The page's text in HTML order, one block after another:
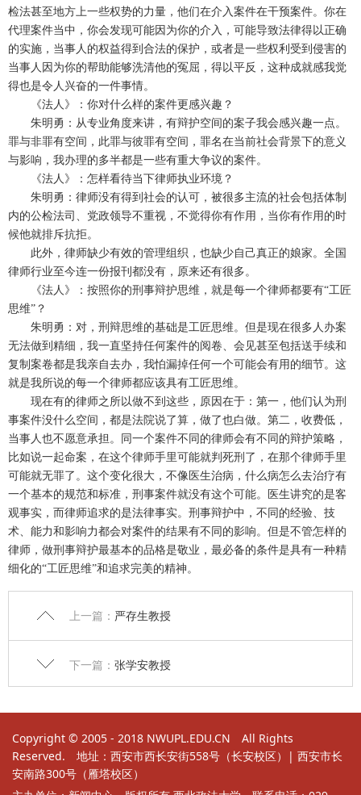
检法甚至地方上一些权势的力量，他们在介入案件在干预案件。你在
代理案件当中，你会发现可能因为你的介入，可能导致法律得以正确
的实施，当事人的权益得到合法的保护，或者是一些权利受到侵害的
当事人因为你的帮助能够洗清他的冤屈，得以平反，这种成就感我觉
得也是令人兴奋的一件事情。
《法人》：你对什么样的案件更感兴趣？
朱明勇：从专业角度来讲，有辩护空间的案子我会感兴趣一点。
罪与非罪有空间，此罪与彼罪有空间，罪名在当前社会背景下的意义
与影响，我办理的多半都是一些有重大争议的案件。
《法人》：怎样看待当下律师执业环境？
朱明勇：律师没有得到社会的认可，被很多主流的社会包括体制
内的公检法司、党政领导不重视，不觉得你有作用，当你有作用的时
候他就排斥抗拒。
此外，律师缺少有效的管理组织，也缺少自己真正的娘家。全国
律师行业至今连一份报刊都没有，原来还有很多。
《法人》：按照你的刑事辩护思维，就是每一个律师都要有“工匠
思维”？
朱明勇：对，刑辩思维的基础是工匠思维。但是现在很多人办案
无法做到精细，我一直坚持任何案件的阅卷、会见甚至包括送手续和
复制案卷都是我亲自去办，我怕漏掉任何一个可能会有用的细节。这
就是我所说的每一个律师都应该具有工匠思维。
现在有的律师之所以做不到这些，原因在于：第一，他们认为刑
事案件没什么空间，都是法院说了算，做了也白做。第二，收费低，
当事人也不愿意承担。同一个案件不同的律师会有不同的辩护策略，
比如说一起命案，在这个律师手里可能就判死刑了，在那个律师手里
可能就无罪了。这个变化很大，不像医生治病，什么病怎么去治疗有
一个基本的规范和标准，刑事案件就没有这个可能。医生讲究的是客
观事实，而律师追求的是法律事实。刑事辩护中，不同的经验、技
术、能力和影响力都会对案件的结果有不同的影响。但是不管怎样的
律师，做刑事辩护最基本的品格是敬业，最必备的条件是具有一种精
细化的“工匠思维”和追求完美的精神。
上一篇： 严存生教授
下一篇： 张学安教授
Copyright © 2005 - 2018 NWUPL.EDU.CN All Rights
Reserved. 地址：西安市西长安街558号（长安校区）| 西安市长
安南路300号（雁塔校区）